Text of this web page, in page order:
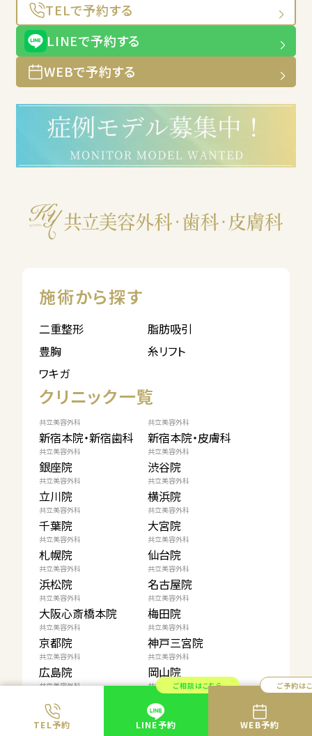
TEL予約
ご相談はこちら
LINE予約
ご予約は
WEB予約
TELで予約する
LINEで予約する
WEBで予約する
施術から探す
二重整形
脂肪吸引
豊胸
糸リフト
ワキガ
クリニック一覧
共立美容外科
新宿本院・新宿歯科
共立美容外科
新宿本院・皮膚科
共立美容外科
銀座院
共立美容外科
渋谷院
共立美容外科
立川院
共立美容外科
横浜院
共立美容外科
千葉院
共立美容外科
大宮院
共立美容外科
札幌院
共立美容外科
仙台院
共立美容外科
浜松院
共立美容外科
名古屋院
共立美容外科
大阪心斎橋本院
共立美容外科
梅田院
共立美容外科
京都院
共立美容外科
神戸三宮院
共立美容外科
広島院
共立美容外科
岡山院
共立美容外科
高松院
共立美容外科
福岡院
共立美容外科
大分院
共立美容外科
熊本院